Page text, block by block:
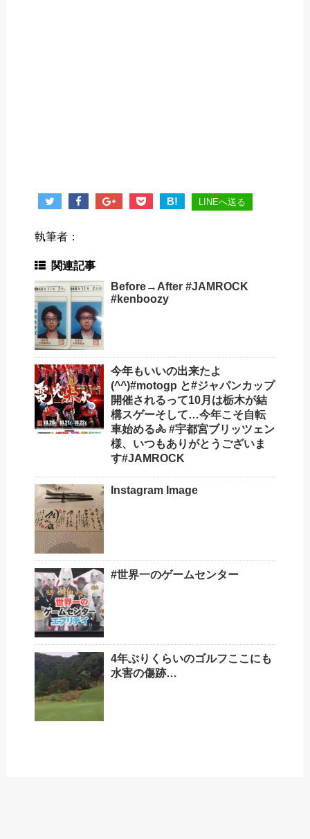
B! LINEへ送る
執筆者：
関連記事
Before→After #JAMROCK
#kenboozy
今年もいいの出来たよ
(^^)#motogp と#ジャパンカップ
開催されるって10月は栃木が結
構スゲーそして…今年こそ自転
車始める🚴 #宇都宮ブリッツェン
様、いつもありがとうございま
す#JAMROCK
Instagram Image
#世界一のゲームセンター
4年ぶりくらいのゴルフここにも
水害の傷跡…